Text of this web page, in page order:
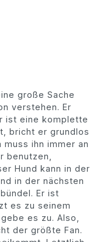
große Sache
verstehen. Er
ist eine komplette
bricht er grundlos
muss ihn immer an
benutzen,
Hund kann in der
in der nächsten
Er ist
es zu seinem
es zu. Also,
der größte Fan.